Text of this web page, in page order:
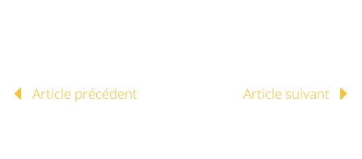
Article précédent Article suivant